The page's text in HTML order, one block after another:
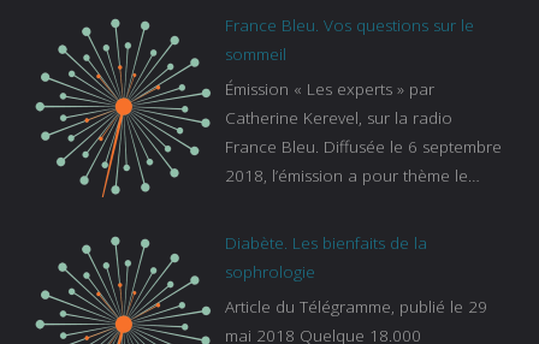
France Bleu. Vos questions sur le
sommeil
Émission « Les experts » par
Catherine Kerevel, sur la radio
France Bleu. Diffusée le 6 septembre
2018, l’émission a pour thème le
bleu :
https://www.francebleu.fr/emissions/l
sur-le-sommeil
Diabète. Les bienfaits de la
sophrologie
Article du Télégramme, publié le 29
mai 2018 Quelque 18.000